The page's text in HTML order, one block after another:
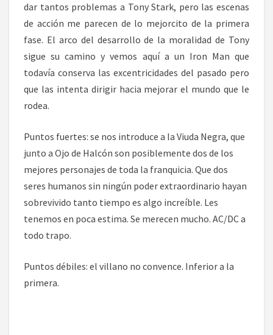
dar tantos problemas a Tony Stark, pero las escenas
de acción me parecen de lo mejorcito de la primera
fase. El arco del desarrollo de la moralidad de Tony
sigue su camino y vemos aquí a un Iron Man que
todavía conserva las excentricidades del pasado pero
que las intenta dirigir hacia mejorar el mundo que le
rodea.
Puntos fuertes: se nos introduce a la Viuda Negra, que
junto a Ojo de Halcón son posiblemente dos de los
mejores personajes de toda la franquicia. Que dos
seres humanos sin ningún poder extraordinario hayan
sobrevivido tanto tiempo es algo increíble. Les
tenemos en poca estima. Se merecen mucho. AC/DC a
todo trapo.
Puntos débiles: el villano no convence. Inferior a la
primera.